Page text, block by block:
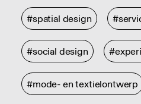
#spatial design
#social design
#mode- en textielontwerp